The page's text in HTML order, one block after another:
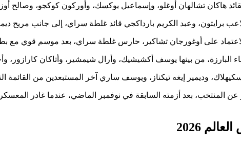
هاكان تشالهان أوغلو، وإسماعيل يوكسك، وأوركون كوكجو، وصالح
لاعب برايتون، وعبد الكريم بارداكجي قائد غلطة سراي، إلى جانب مريح
على أوغورجان تشاكير، حارس غلطة سراي، بعد موسم قوي مع
البارزة، من بينها يوسف أكشيشيك، وأرال شيمشير، وأتاكان كارازور،
وديمير إيغه تيكناز، ويوسف ساري آخر المستبعدين من القائمة
المنتخب، بعد أزمته السابقة في نوفمبر الماضي، عندما غادر
2026